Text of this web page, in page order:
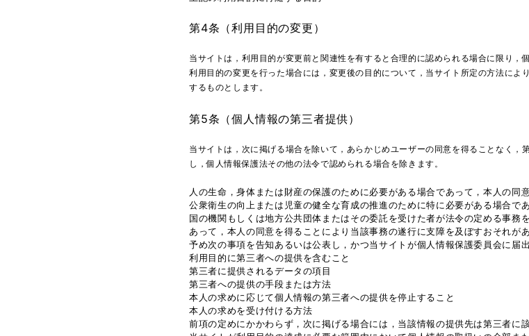
第4条（利用目的の変更）
当サイトは，利用目的が変更前と関連性を有すると合理的に認められる場合に限り，
利用目的の変更を行った場合には，変更後の目的について，当サイト所定の方法によ
するものとします。
第5条（個人情報の第三者提供）
当サイトは，次に掲げる場合を除いて，あらかじめユーザーの同意を得ることなく，
し，個人情報保護法その他の法令で認められる場合を除きます。
人の生命，身体または財産の保護のために必要がある場合であって，本人の同
公衆衛生の向上または児童の健全な育成の推進のために特に必要がある場合で
国の機関もしくは地方公共団体またはその委託を受けた者が法令の定める事務
あって，本人の同意を得ることにより当該事務の遂行に支障を及ぼすおそれが
予め次の事項を告知あるいは公表し，かつ当サイトが個人情報保護委員会に届
利用目的に第三者への提供を含むこと
第三者に提供されるデータの項目
第三者への提供の手段または方法
本人の求めに応じて個人情報の第三者への提供を停止すること
本人の求めを受け付ける方法
前項の定めにかかわらず，次に掲げる場合には，当該情報の提供先は第三者に